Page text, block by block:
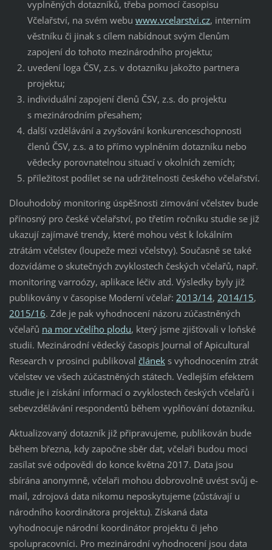
vyplněných dotazníků, třeba pomocí časopisu
Včelařství, na svém webu www.vcelarstvi.cz, interním
věstníku či jinak s cílem nabídnout svým členům
zapojení do tohoto mezinárodního projektu;
uvedení loga ČSV, z.s. v dotazníku jakožto partnera
projektu;
individuální zapojení členů ČSV, z.s. do projektu
s mezinárodním přesahem;
další vzdělávání a zvyšování konkurenceschopnosti
členů ČSV, z.s. a to přímo vyplněním dotazníku nebo
vědecky porovnatelnou situací v okolních zemích;
příležitost podílet se na udržitelnosti českého včelařství.
Dlouhodobý monitoring úspěšnosti zimování včelstev bude
přínosný pro české včelařství, po třetím ročníku studie se již
ukazují zajímavé trendy, které mohou vést k lokálním
ztrátám včelstev (loupeže mezi včelstvy). Současně se také
dozvídáme o skutečných zvyklostech českých včelařů, např.
monitoring varroózy, aplikace léčiv atd. Výsledky byly již
publikovány v časopise Moderní včelař: 2013/14, 2014/15,
2015/16. Zde je pak vyhodnocení názoru zúčastněných
včelařů na mor včelího plodu, který jsme zjišťovali v loňské
studii. Mezinárodní vědecký časopis Journal of Apicultural
Research v prosinci publikoval článeks vyhodnocením ztrát
včelstev ve všech zúčastněných státech. Vedlejším efektem
studie je i získání informací o zvyklostech českých včelařů i
sebevzdělávání respondentů během vyplňování dotazníku.
Aktualizovaný dotazník již připravujeme, publikován bude
během března, kdy započne sběr dat, včelaři budou moci
zasílat své odpovědi do konce května 2017. Data jsou
sbírána anonymně, včelaři mohou dobrovolně uvést svůj e-
mail, zdrojová data nikomu neposkytujeme (zůstávají u
národního koordinátora projektu). Získaná data
vyhodnocuje národní koordinátor projektu či jeho
spolupracovníci. Pro mezinárodní vyhodnocení jsou data